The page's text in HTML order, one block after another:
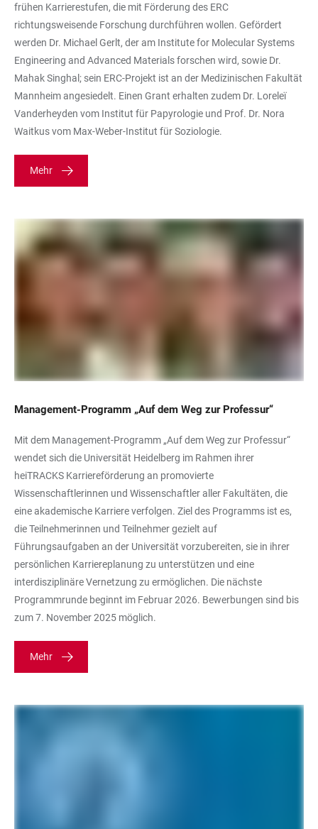
frühen Karrierestufen, die mit Förderung des ERC
richtungsweisende Forschung durchführen wollen. Gefördert
werden Dr. Michael Gerlt, der am Institute for Molecular Systems
Engineering and Advanced Materials forschen wird, sowie Dr.
Mahak Singhal; sein ERC-Projekt ist an der Medizinischen Fakultät
Mannheim angesiedelt. Einen Grant erhalten zudem Dr. Loreleï
Vanderheyden vom Institut für Papyrologie und Prof. Dr. Nora
Waitkus vom Max-Weber-Institut für Soziologie.
Mehr
Management-Programm „Auf dem Weg zur Professur“
Mit dem Management-Programm „Auf dem Weg zur Professur“
wendet sich die Universität Heidelberg im Rahmen ihrer
heiTRACKS Karriereförderung an promovierte
Wissenschaftlerinnen und Wissenschaftler aller Fakultäten, die
eine akademische Karriere verfolgen. Ziel des Programms ist es,
die Teilnehmerinnen und Teilnehmer gezielt auf
Führungsaufgaben an der Universität vorzubereiten, sie in ihrer
persönlichen Karriereplanung zu unterstützen und eine
interdisziplinäre Vernetzung zu ermöglichen. Die nächste
Programmrunde beginnt im Februar 2026. Bewerbungen sind bis
zum 7. November 2025 möglich.
Mehr